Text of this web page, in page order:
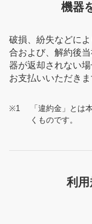
機器
破損、紛失などに
合および、解約後
器が返却されない
お支払いいただきま
※1
「違約金」とは
くものです。
利